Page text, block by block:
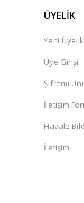
ÜYELİK
Yeni Üyelik
Üye Girişi
Şifremi
İletişim
Havale
İletişim